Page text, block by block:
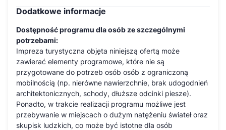
Dodatkowe informacje
Dostępność programu dla osób ze szczególnymi
potrzebami:
Impreza turystyczna objęta niniejszą ofertą może
zawierać elementy programowe, które nie są
przygotowane do potrzeb osób osób z ograniczoną
mobilnością (np. nierówne nawierzchnie, brak udogodnień
architektonicznych, schody, dłuższe odcinki piesze).
Ponadto, w trakcie realizacji programu możliwe jest
przebywanie w miejscach o dużym natężeniu świateł oraz
skupisk ludzkich, co może być istotne dla osób